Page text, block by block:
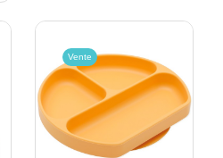
Vente